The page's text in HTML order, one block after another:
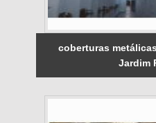
coberturas
Jardim